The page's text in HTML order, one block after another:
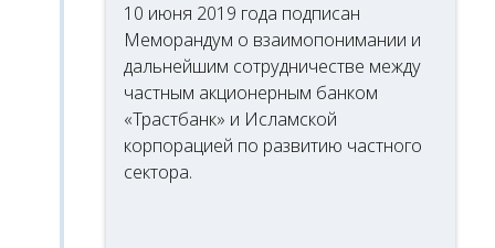
10 июня 2019 года подписан
Меморандум о взаимопонимании и
дальнейшим сотрудничестве между
частным акционерным банком
«Трастбанк» и Исламской
корпорацией по развитию частного
сектора.